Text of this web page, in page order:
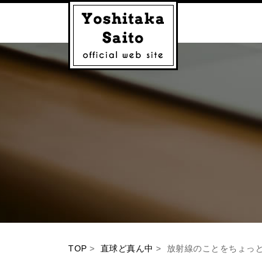
TOP > 直球ど真ん中 > 放射線のことをちょっと